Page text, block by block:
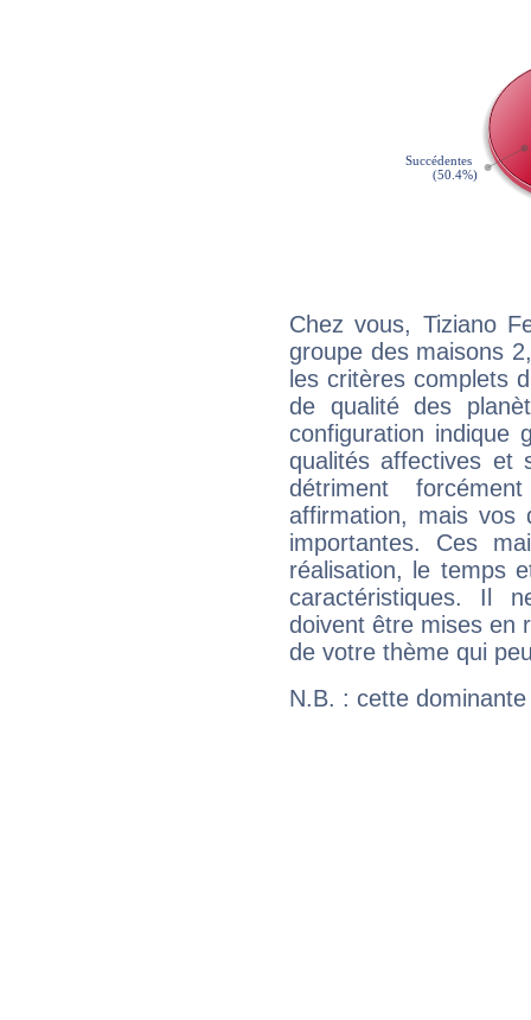
Chez vous, Tiziano
groupe des maisons
les critères complets
de qualité des
configuration indique
qualités affectives et
détriment
affirmation, mais
importantes. Ces
réalisation, le temps
caractéristiques. Il
doivent être mises en
de votre thème qui
N.B. : cette